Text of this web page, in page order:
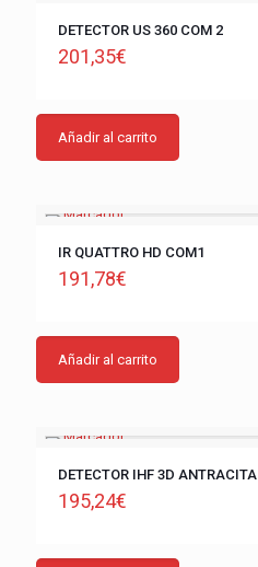
DETECTOR US 360 COM 2
201,35€
Añadir al carrito
IR QUATTRO HD COM1
191,78€
Añadir al carrito
DETECTOR IHF 3D ANTRACITA
195,24€